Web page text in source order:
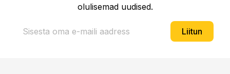
olulisemad uudised.
Liitun